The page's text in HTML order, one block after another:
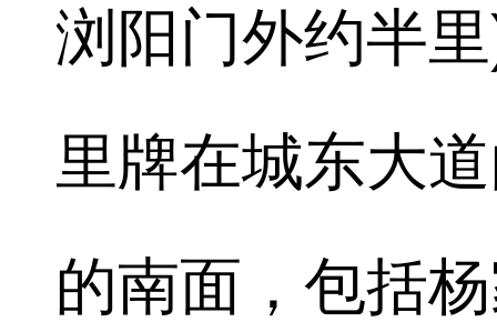
浏阳门外约半
里牌在城东大
的南面，包括